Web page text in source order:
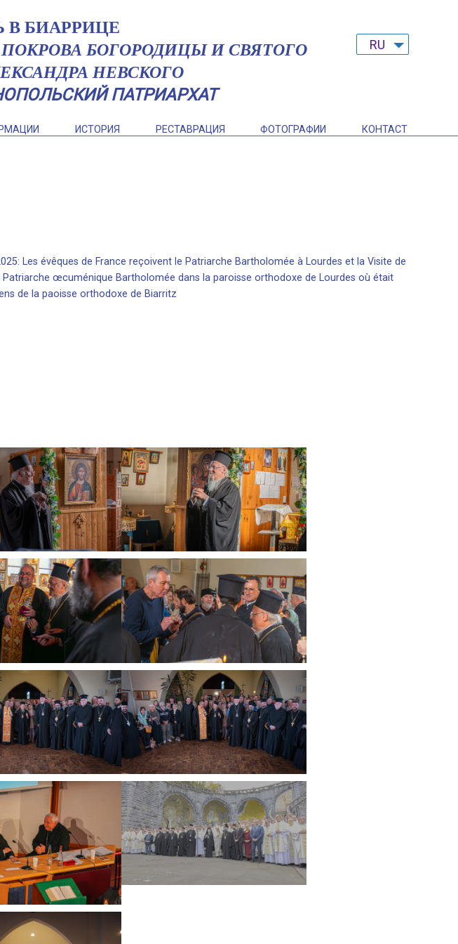
В БИАРРИЦЕ
БОГОРОДИЦЫ И СВЯТОГО
НЕВСКОГО
ПАТРИАРХАТ
RU
ИСТОРИЯ РЕСТАВРАЦИЯ ФОТОГРАФИИ КОНТАСТ
Les évêques de France reçoivent le Patriarche Bartholomée à Lourdes et la Visite de
œcuménique Bartholomée dans la paroisse orthodoxe de Lourdes où était
de la paoisse orthodoxe de Biarritz